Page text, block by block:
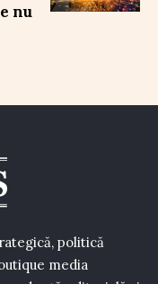
nu
politică
media